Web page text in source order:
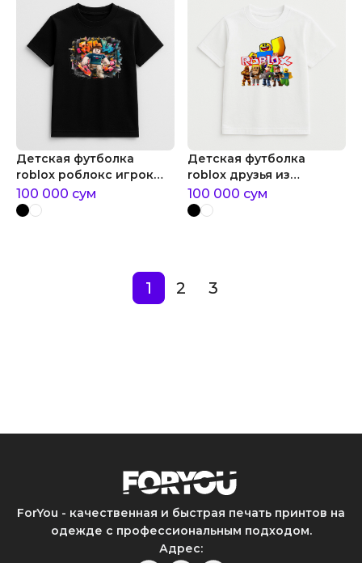
Детская футболка
roblox роблокс игрок
граффити
100 000 сум
Детская футболка
roblox друзья из
роблокс команды
100 000 сум
1 2 3
ForYou - качественная и быстрая печать принтов на
одежде с профессиональным подходом.
Адрес: